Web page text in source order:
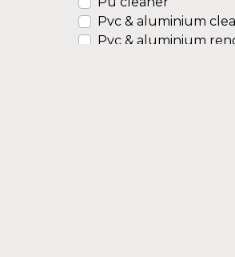
Pvc & aluminium
Pvc & aluminium